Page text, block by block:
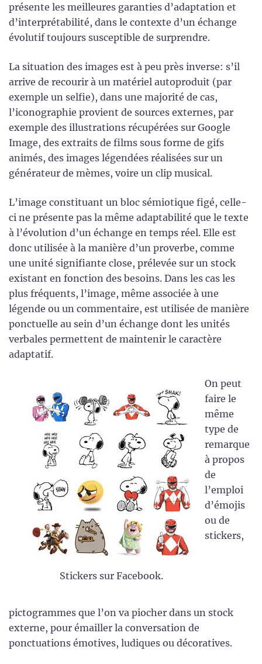
présente les meilleures garanties d’adaptation et
d’interprétabilité, dans le contexte d’un échange
évolutif toujours susceptible de surprendre.
La situation des images est à peu près inverse: s’il
arrive de recourir à un matériel autoproduit (par
exemple un selfie), dans une majorité de cas,
l’iconographie provient de sources externes, par
exemple des illustrations récupérées sur Google
Image, des extraits de films sous forme de gifs
animés, des images légendées réalisées sur un
générateur de mèmes, voire un clip musical.
L’image constituant un bloc sémiotique figé, celle-
ci ne présente pas la même adaptabilité que le texte
à l’évolution d’un échange en temps réel. Elle est
donc utilisée à la manière d’un proverbe, comme
une unité signifiante close, prélevée sur un stock
existant en fonction des besoins. Dans les cas les
plus fréquents, l’image, même associée à une
légende ou un commentaire, est utilisée de manière
ponctuelle au sein d’un échange dont les unités
verbales permettent de maintenir le caractère
adaptatif.
Stickers sur Facebook.
On peut
faire le
même
type de
remarque
à propos
de
l’emploi
d’émojis
ou de
stickers,
pictogrammes que l’on va piocher dans un stock
externe, pour émailler la conversation de
ponctuations émotives, ludiques ou décoratives.